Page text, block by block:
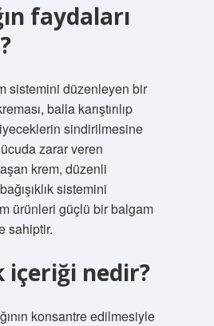
faydaları
sistemini düzenleyen bir
balla karıştırılıp
sindirilmesine
zarar veren
krem, düzenli
sistemini
ürünleri güçlü bir balgam
sahiptir.
içeriği nedir?
konsantre edilmesiyle